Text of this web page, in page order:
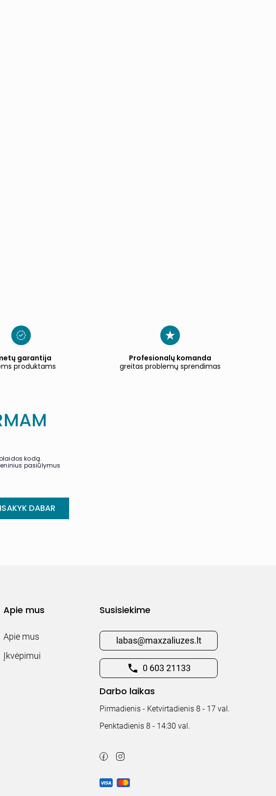
garantija
produktams
Profesionalų komanda
greitas problemų sprendimas
kodą.
pasiūlymus
DABAR
Apie mus
Apie mus
Įkvėpimui
Susisiekime
labas@maxzaliuzes.lt
0 603 21133
Darbo laikas
Pirmadienis - Ketvirtadienis 8 - 17 val.
Penktadienis 8 - 14:30 val.